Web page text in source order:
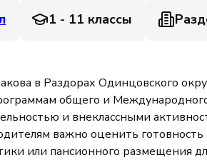
1 - 11 классы
в Раздорах Одинцовского
общего и
и внеклассными
важно оценить
или пансионного размещения